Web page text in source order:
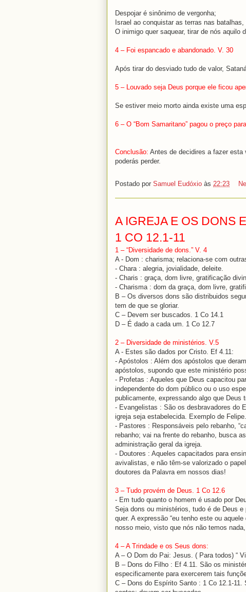
Despojar é sinônimo de vergonha;
Israel ao conquistar as terras nas
O inimigo quer saquear, tirar de nós aquilo
4 – Foi espancado e abandonado. V. 30
Após tirar do desviado tudo de valor,
5 – Louvado seja Deus porque ele ficou
Se estiver meio morto ainda existe uma
6 – O “Bom Samaritano” pagou o preço
Conclusão: Antes de decidires a fazer esta
poderás perder.
Postado por Samuel Eudóxio às 22:23
A IGREJA E OS DONS
1 CO 12.1-11
1 – “Diversidade de dons.” V. 4
A - Dom : charisma; relaciona-se com
- Chara : alegria, jovialidade, deleite.
- Charis : graça, dom livre, gratificação
- Charisma : dom da graça, dom livre,
B – Os diversos dons são distribuidos
tem de que se gloriar.
C – Devem ser buscados. 1 Co 14.1
D – É dado a cada um. 1 Co 12.7
2 – Diversidade de ministérios. V.5
A - Estes são dados por Cristo. Ef 4.11:
- Apóstolos : Além dos apóstolos que
apóstolos, supondo que este ministério
- Profetas : Aqueles que Deus capacitou
independente do dom público ou o uso
publicamente, expressando algo que Deus
- Evangelistas : São os desbravadores do
igreja seja estabelecida. Exemplo de
- Pastores : Responsáveis pelo rebanho,
rebanho; vai na frente do rebanho, busca
administração geral da igreja.
- Doutores : Aqueles capacitados para
avivalistas, e não têm-se valorizado o
doutores da Palavra em nossos dias!
3 – Tudo provém de Deus. 1 Co 12.6
- Em tudo quanto o homem é usado por
Seja dons ou ministérios, tudo é de Deus
quer. A expressão “eu tenho este ou
nosso meio, visto que nós não temos
4 – A Trindade e os Seus dons:
A – O Dom do Pai: Jesus. ( Para todos) “
B – Dons do Filho : Ef 4.11. São os
especificamente para exercerem tais
C – Dons do Espírito Santo : 1 Co 12.1-